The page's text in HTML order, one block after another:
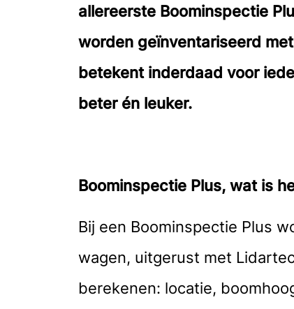
allereerste Boominspectie
worden geïnventariseerd
betekent inderdaad voor
beter én leuker.
Boominspectie Plus, wat is
Bij een Boominspectie Plus
wagen, uitgerust met
berekenen: locatie,